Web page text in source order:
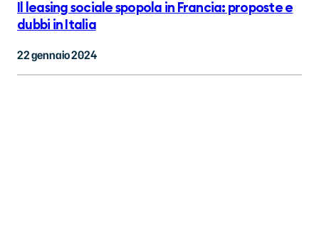
Il leasing sociale spopola in Francia: proposte e
dubbi in Italia
22 gennaio 2024